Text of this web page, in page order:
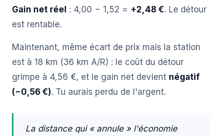
Gain net réel : 4,00 − 1,52 = +2,48 €. Le détour
est rentable.
Maintenant, même écart de prix mais la station
est à 18 km (36 km A/R) : le coût du détour
grimpe à 4,56 €, et le gain net devient négatif
(−0,56 €). Tu aurais perdu de l'argent.
La distance qui « annule » l'économie